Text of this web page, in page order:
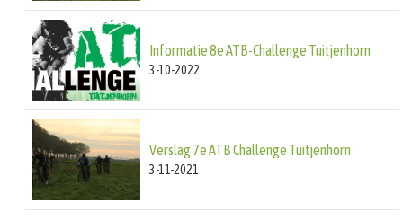
Informatie 8e ATB-Challenge Tuitjenhorn
3-10-2022
Verslag 7e ATB Challenge Tuitjenhorn
3-11-2021